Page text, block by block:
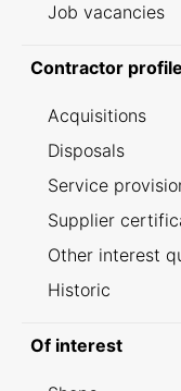
Job vacancies
Contractor profile
Acquisitions
Disposals
Service
Supplier
Other interest
Historic
Of interest